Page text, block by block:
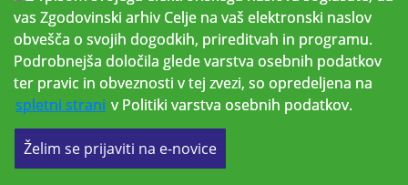
vas Zgodovinski arhiv Celje na vaš elektronski naslov
obvešča o svojih dogodkih, prireditvah in programu.
Podrobnejša določila glede varstva osebnih podatkov
ter pravic in obveznosti v tej zvezi, so opredeljena na
spletni strani v Politiki varstva osebnih podatkov.
Želim se prijaviti na e-novice